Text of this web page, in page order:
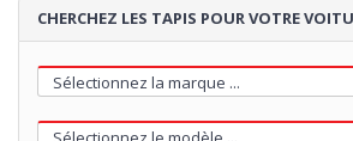
CHERCHEZ LES TAPIS POUR VOTRE